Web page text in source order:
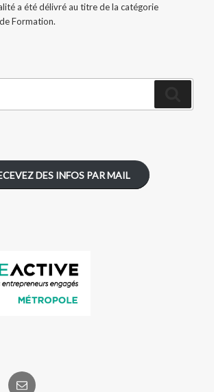
a été délivré au titre de la catégorie
Formation.
DES INFOS PAR MAIL
E-